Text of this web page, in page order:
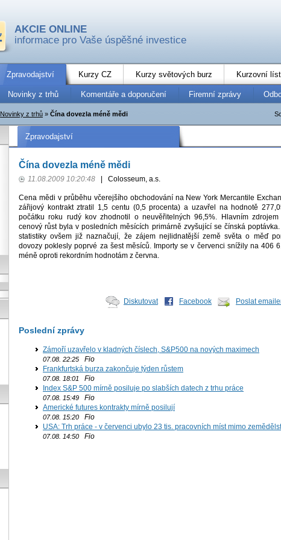
AKCIE ONLINE
informace pro Vaše úspěšné investice
Zpravodajství Kurzy CZ Kurzy světových burz Kurzovní
Novinky z trhů Komentáře a doporučení Firemní zprávy
Novinky z trhů » Čína dovezla méně mědi
Zpravodajství
Čína dovezla méně mědi
11.08.2009 10:20:48 Colosseum, a.s.
Cena mědi v průběhu včerejšího obchodování na New York Mercantile
zářijový kontrakt ztratil 1,5 centu (0,5 procenta) a uzavřel na hodnotě
počátku roku rudý kov zhodnotil o neuvěřitelných 96,5%. Hlavním
cenový růst byla v posledních měsících primárně zvyšující se čínská
statistiky ovšem již naznačují, že zájem nejlidnatější země světa o měď
dovozy poklesly poprvé za šest měsíců. Importy se v červenci snížily na 406
méně oproti rekordním hodnotám z června.
Diskutovat Facebook Poslat
Poslední zprávy
Zámoří uzavřelo v kladných číslech, S&P500 na nových maximech
07.08. 22:25 Fio
Frankfurtská burza zakončuje týden růstem
07.08. 18:01
Fio
Index S&P 500 mírně posiluje po slabších datech z trhu práce
07.08. 15:49 Fio
Americké futures kontrakty mírně posilují
07.08. 15:20 Fio
USA: Trh práce - v červenci ubylo 23 tis. pracovních míst mimo
07.08. 14:50 Fio